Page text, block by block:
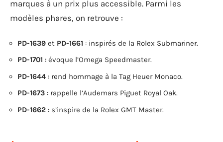
marques à un prix plus accessible. Parmi les
modèles phares, on retrouve :
PD-1639 et PD-1661 : inspirés de la Rolex Submariner.
PD-1701 : évoque l’Omega Speedmaster.
PD-1644 : rend hommage à la Tag Heuer Monaco.
PD-1673 : rappelle l’Audemars Piguet Royal Oak.
PD-1662 : s’inspire de la Rolex GMT Master.